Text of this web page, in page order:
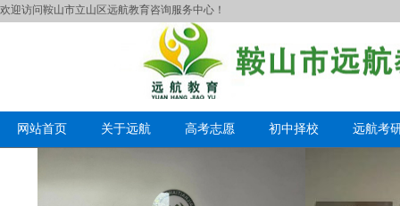
欢迎访问鞍山市立山区远航教育咨询服务中心！
网站首页 关于远航 高考志愿 初中择校 远航考